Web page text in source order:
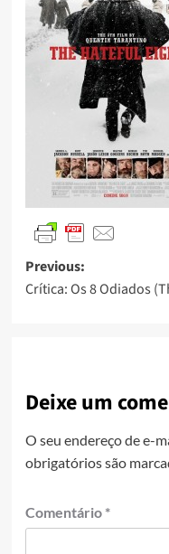
Previous:
Crítica: Os 8 Odiados
Deixe um
O seu endereço de e-
obrigatórios são
Comentário *